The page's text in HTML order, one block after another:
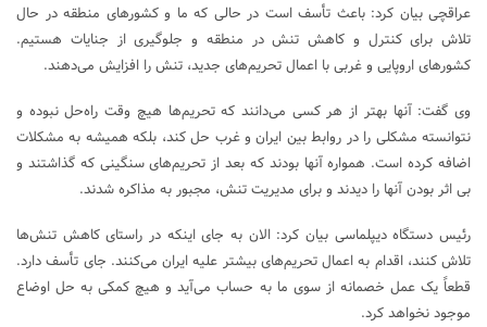
عراقچی بیان کرد: باعث تأسف است در حالی که ما و کشورهای منطقه در حال
تلاش برای کنترل و کاهش تنش در منطقه و جلوگیری از جنایات هستیم.
کشورهای اروپایی و غربی با اعمال تحریم‌های جدید، تنش را افزایش می‌دهند.
وی گفت: آنها بهتر از هر کسی می‌دانند که تحریم‌ها هیچ وقت راه‌حل نبوده و
نتوانسته مشکلی را در روابط بین ایران و غرب حل کند، بلکه همیشه به مشکلات
اضافه کرده است. همواره آنها بودند که بعد از تحریم‌های سنگینی که گذاشتند و
بی اثر بودن آنها را دیدند و برای مدیریت تنش، مجبور به مذاکره شدند.
رئیس دستگاه دیپلماسی بیان کرد: الان به جای اینکه در راستای کاهش تنش‌ها
تلاش کنند، اقدام به اعمال تحریم‌های بیشتر علیه ایران می‌کنند. جای تأسف دارد.
قطعاً یک عمل خصمانه از سوی ما به حساب می‌آید و هیچ کمکی به حل اوضاع
موجود نخواهد کرد.